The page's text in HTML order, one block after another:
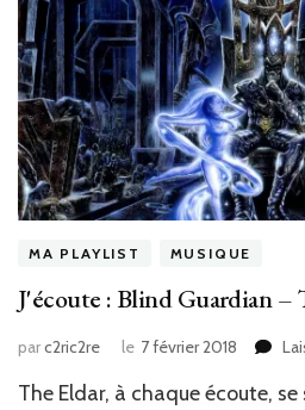
MA PLAYLIST MUSIQUE
J'écoute : Blind Guardian –
parc2ric2re le 7 février 2018
The Eldar, à chaque écoute,